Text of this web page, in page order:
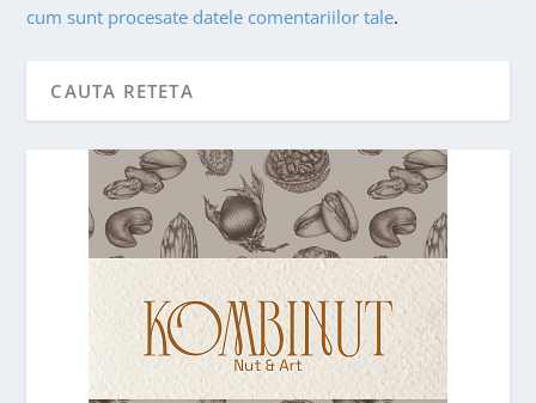
cum sunt procesate datele comentariilor tale.